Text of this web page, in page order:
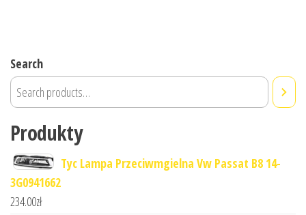
Search
Produkty
Tyc Lampa Przeciwmgielna Vw Passat B8 14-
3G0941662
234.00zł